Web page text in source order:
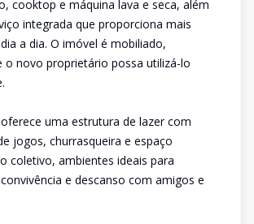
cooktop e máquina lava e seca, além
integrada que proporciona mais
a dia. O imóvel é mobiliado,
o novo proprietário possa utilizá-lo
uma estrutura de lazer com
jogos, churrasqueira e espaço
coletivo, ambientes ideais para
e descanso com amigos e